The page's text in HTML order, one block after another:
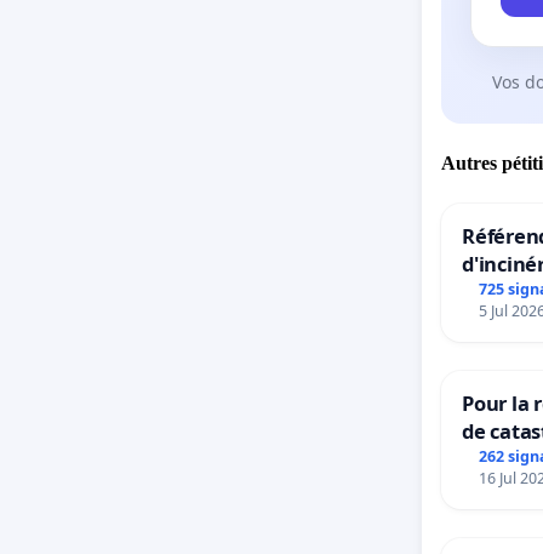
Vos
Autres
725
5 Jul
Pour la
de
grêle
et ses
262
16 Jul